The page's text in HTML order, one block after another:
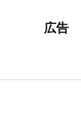
広告